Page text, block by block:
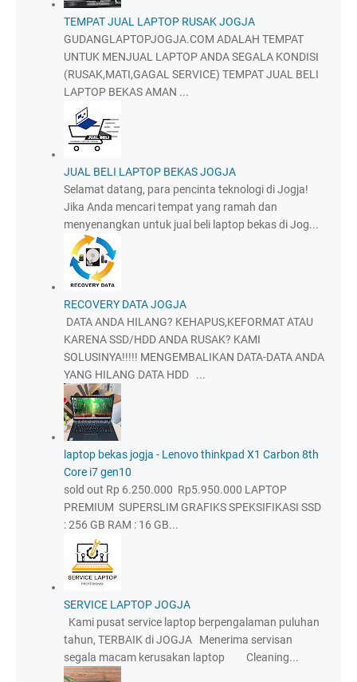
TEMPAT JUAL LAPTOP RUSAK JOGJA
GUDANGLAPTOPJOGJA.COM ADALAH TEMPAT
UNTUK MENJUAL LAPTOP ANDA SEGALA KONDISI
(RUSAK,MATI,GAGAL SERVICE) TEMPAT JUAL BELI
LAPTOP BEKAS AMAN ...
JUAL BELI LAPTOP BEKAS JOGJA
Selamat datang, para pencinta teknologi di Jogja!
Jika Anda mencari tempat yang ramah dan
menyenangkan untuk jual beli laptop bekas di Jog...
RECOVERY DATA JOGJA
DATA ANDA HILANG? KEHAPUS,KEFORMAT ATAU
KARENA SSD/HDD ANDA RUSAK? KAMI
SOLUSINYA!!!!! MENGEMBALIKAN DATA-DATA ANDA
YANG HILANG DATA HDD ...
laptop bekas jogja - Lenovo thinkpad X1 Carbon 8th
Core i7 gen10
sold out Rp 6.250.000 Rp5.950.000 LAPTOP
PREMIUM SUPERSLIM GRAFIKS SPEKSIFIKASI SSD
: 256 GB RAM : 16 GB...
SERVICE LAPTOP JOGJA
Kami pusat service laptop berpengalaman puluhan
tahun, TERBAIK di JOGJA Menerima servisan
segala macam kerusakan laptop Cleaning...